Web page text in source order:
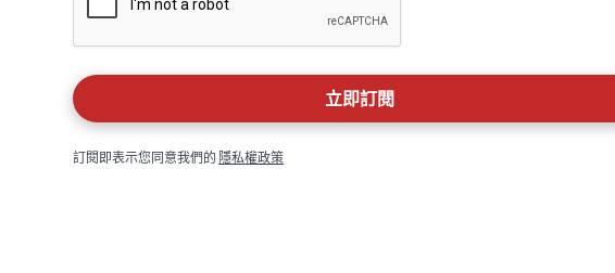
訂閱即表示您同意我們的 隱私權政策